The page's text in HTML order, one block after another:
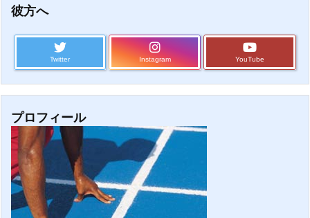
彼方へ
Twitter Instagram YouTube
プロフィール